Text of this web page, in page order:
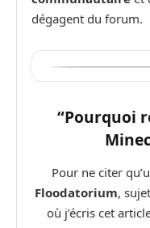
dégagent du forum.
“Pourquoi
Pour ne citer
Floodatorium,
où j’écris cet